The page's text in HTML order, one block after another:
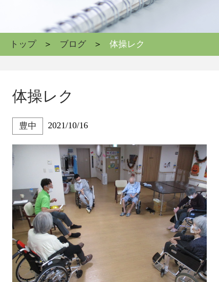
トップ ブログ 体操レク
体操レク
豊中 2021/10/16